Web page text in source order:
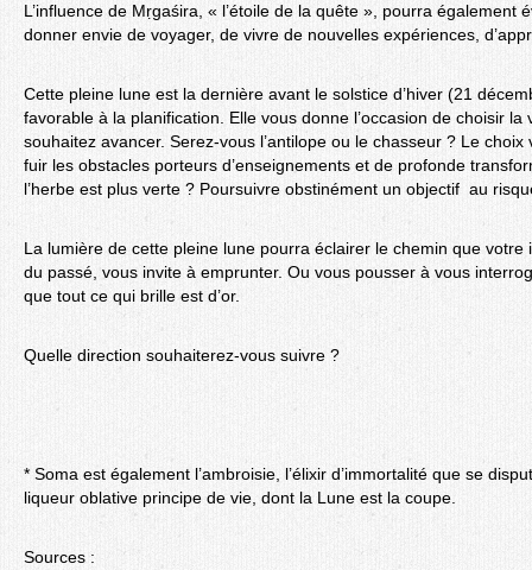
L’influence de Mṛgaśira, « l’étoile de la quête », pourra également
donner envie de voyager, de vivre de nouvelles expériences,
Cette pleine lune est la dernière avant le solstice d’hiver (21
favorable à la planification. Elle vous donne l’occasion de choisir la
souhaitez avancer. Serez-vous l’antilope ou le chasseur ? Le
fuir les obstacles porteurs d’enseignements et de profonde
l’herbe est plus verte ? Poursuivre obstinément un objectif au
La lumière de cette pleine lune pourra éclairer le chemin que
du passé, vous invite à emprunter. Ou vous pousser à vous
que tout ce qui brille est d’or.
Quelle direction souhaiterez-vous suivre ?
* Soma est également l’ambroisie, l’élixir d’immortalité que se
liqueur oblative principe de vie, dont la Lune est la coupe.
Sources :